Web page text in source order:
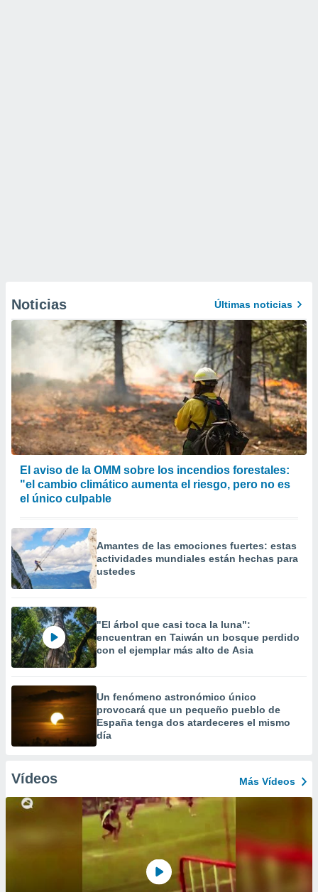
Noticias Últimas noticias
El aviso de la OMM sobre los incendios forestales:
"el cambio climático aumenta el riesgo, pero no es
el único culpable
Amantes de las emociones fuertes: estas
actividades mundiales están hechas para
ustedes
"El árbol que casi toca la luna":
encuentran en Taiwán un bosque perdido
con el ejemplar más alto de Asia
Un fenómeno astronómico único
provocará que un pequeño pueblo de
España tenga dos atardeceres el mismo
día
Vídeos Más Vídeos